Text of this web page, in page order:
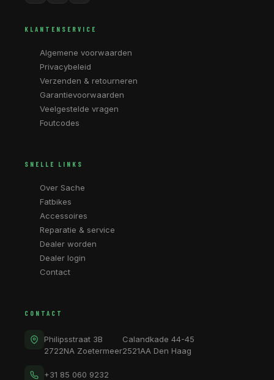
KLANTENSERVICE
Algemene voorwaarden
Privacybeleid
Verzenden & retourneren
Garantievoorwaarden
Veelgestelde vragen
Foutcodes
SNELLE LINKS
Over Sache
Fatbikes
Accessoires
Reparatie & service
Dealer worden
Dealer login
Contact
CONTACT
Philipsstraat 3B
2722NA Zoetermeer
Calandkade 44-45
2521AA Den Haag
+31 85 060 9232